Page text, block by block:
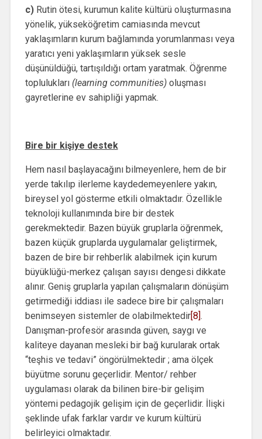
c) Rutin ötesi, kurumun kalite kültürü oluşturmasına
yönelik, yükseköğretim camiasında mevcut
yaklaşımların kurum bağlamında yorumlanması veya
yaratıcı yeni yaklaşımların yüksek sesle
düşünüldüğü, tartışıldığı ortam yaratmak. Öğrenme
toplulukları (learning communities) oluşması
gayretlerine ev sahipliği yapmak.
Bire bir kişiye destek
Hem nasıl başlayacağını bilmeyenlere, hem de bir
yerde takılıp ilerleme kaydedemeyenlere yakın,
bireysel yol gösterme etkili olmaktadır. Özellikle
teknoloji kullanımında bire bir destek
gerekmektedir. Bazen büyük gruplarla öğrenmek,
bazen küçük gruplarda uygulamalar geliştirmek,
bazen de bire bir rehberlik alabilmek için kurum
büyüklüğü-merkez çalışan sayısı dengesi dikkate
alınır. Geniş gruplarla yapılan çalışmaların dönüşüm
getirmediği iddiası ile sadece bire bir çalışmaları
benimseyen sistemler de olabilmektedir[8].
Danışman-profesör arasında güven, saygı ve
kaliteye dayanan mesleki bir bağ kurularak ortak
“teşhis ve tedavi” öngörülmektedir ; ama ölçek
büyütme sorunu geçerlidir. Mentor/ rehber
uygulaması olarak da bilinen bire-bir gelişim
yöntemi pedagojik gelişim için de geçerlidir. İlişki
şeklinde ufak farklar vardır ve kurum kültürü
belirleyici olmaktadır.